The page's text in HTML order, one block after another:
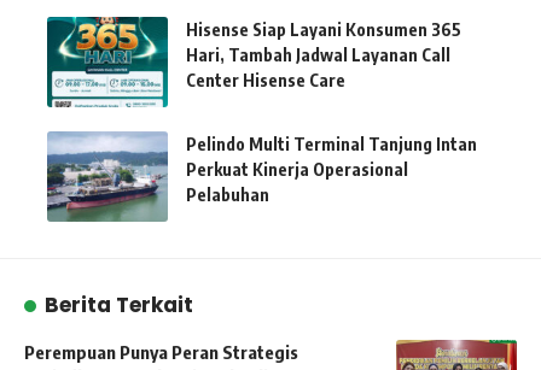
Hisense Siap Layani Konsumen 365
Hari, Tambah Jadwal Layanan Call
Center Hisense Care
Pelindo Multi Terminal Tanjung Intan
Perkuat Kinerja Operasional
Pelabuhan
Berita Terkait
Perempuan Punya Peran Strategis